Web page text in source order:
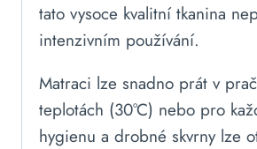
tato vysoce kvalitní tkanina
intenzivním používání.
Matraci lze snadno prát v
teplotách (30°C) nebo pro
hygienu a drobné skvrny lze